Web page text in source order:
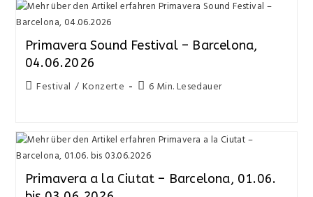
Primavera Sound Festival – Barcelona,
04.06.2026
Festival / Konzerte 6 Min. Lesedauer
Primavera a la Ciutat – Barcelona, 01.06.